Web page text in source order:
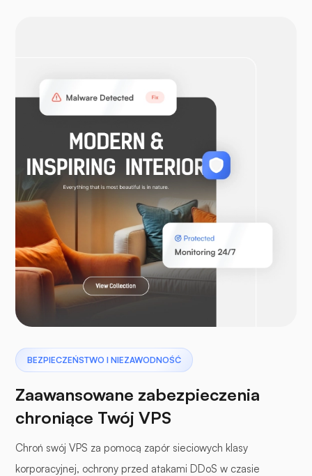
WooCommerce
Laravel
Pterodaktyl
panele buforowe
BEZPIECZEŃSTWO I NIEZAWODNOŚĆ
Zaawansowane zabezpieczenia
chroniące Twój VPS
Chroń swój VPS za pomocą zapór sieciowych klasy
korporacyjnej, ochrony przed atakami DDoS w czasie